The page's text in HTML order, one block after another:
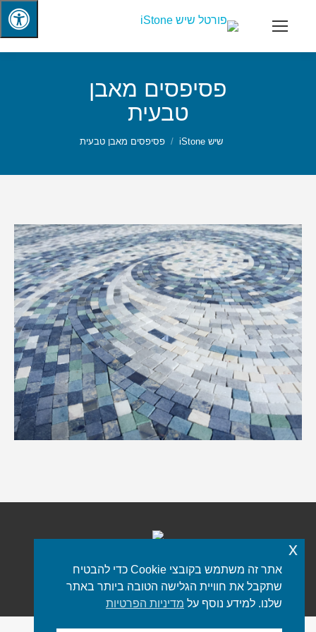
פסיפסים מאבן
טבעית
שיש iStone פסיפסים מאבן טבעית
כל הזכויות שמורות © 2021 iStone
פורטל שיש
תפריט תחתון
אתר זה משתמש בקובצי Cookie כדי להבטיח
שתקבל את חוויית הגלישה הטובה ביותר באתר
שלנו. למידע נוסף על מדיניות הפרטיות
x